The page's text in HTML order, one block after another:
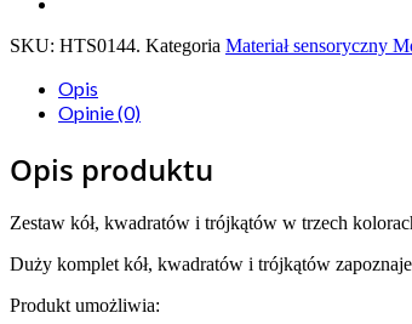
SKU: HTS0144. Kategoria Materiał sensoryczny
Opis
Opinie (0)
Opis produktu
Zestaw kół, kwadratów i trójkątów w trzech
Duży komplet kół, kwadratów i trójkątów
Produkt umożliwia: